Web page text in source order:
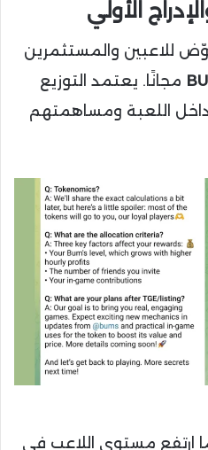
الأولي
للاعبين والمستثمرين
مجانًا. يعتمد التوزيع
اللعبة ومساهمتهم
ارتفع مستوى اللاعب في